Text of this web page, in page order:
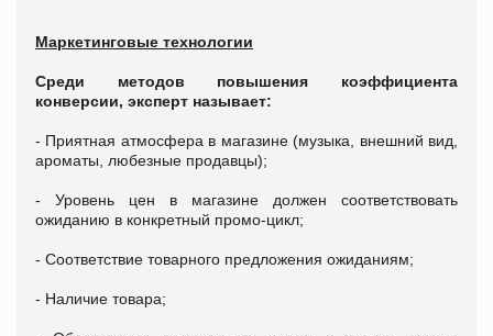
Маркетинговые технологии
Среди методов повышения коэффициента
конверсии, эксперт называет:
- Приятная атмосфера в магазине (музыка, внешний вид,
ароматы, любезные продавцы);
- Уровень цен в магазине должен соответствовать
ожиданию в конкретный промо-цикл;
- Соответствие товарного предложения ожиданиям;
- Наличие товара;